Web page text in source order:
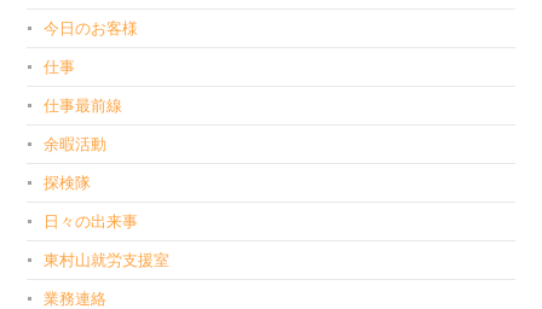
今日のお客様
仕事
仕事最前線
余暇活動
探検隊
日々の出来事
東村山就労支援室
業務連絡